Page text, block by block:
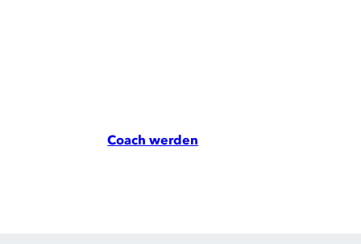
Datenbank unterCoach werden